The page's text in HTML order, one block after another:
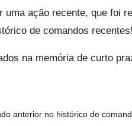
uma ação recente, que foi
de comandos
na memória de curto
anterior no histórico de